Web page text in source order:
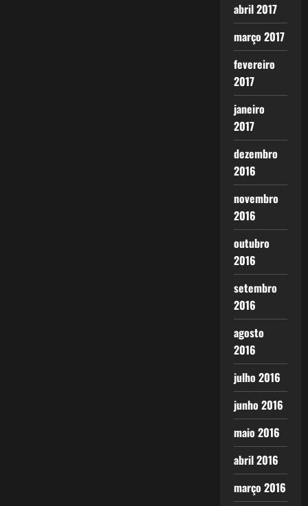
abril 2017
março 2017
fevereiro
2017
janeiro
2017
dezembro
2016
novembro
2016
outubro
2016
setembro
2016
agosto
2016
julho 2016
junho 2016
maio 2016
abril 2016
março 2016